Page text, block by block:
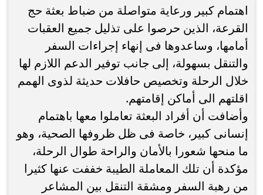
اهتمام كبير ورعاية متواصلة من ضباط بعثة حج
القرعة، الذين حرصوا على تذليل جميع العقبات
أمامها، وساعدوها فى إنهاء إجراءات السفر
والتنقل بسهولة، إلى جانب توفير الدعم اللازم لها
خلال الرحلة وتخصيص حافلات حديثة لذوى الهمم
اقلتهم الى أماكن إقامتهم.
وأضافت أن أفراد البعثة تعاملوا معها باهتمام
إنسانى كبير، خاصة فى ظل ظروفها الصحية، وهو
ما منحها شعورا بالأمان والراحة طوال الرحلة،
مؤكدة أن تلك المعاملة الطيبة خففت عنها كثيرا
من رهبة السفر ومشقة التنقل بين المشاعر